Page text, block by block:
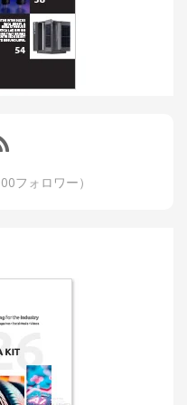
フォロワー）